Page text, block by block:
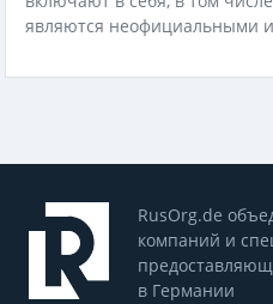
являются неофициальными
RusOrg.de
компаний и
в Германии